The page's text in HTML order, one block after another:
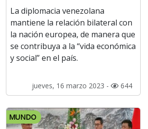
La diplomacia venezolana
mantiene la relación bilateral con
la nación europea, de manera que
se contribuya a la “vida económica
y social” en el país.
jueves, 16 marzo 2023 - 644
MUNDO